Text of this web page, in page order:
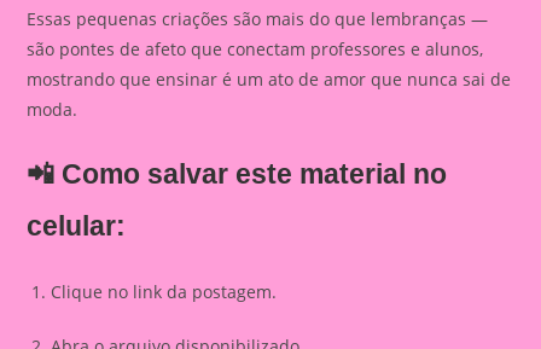
Essas pequenas criações são mais do que lembranças —
são pontes de afeto que conectam professores e alunos,
mostrando que ensinar é um ato de amor que nunca sai de
moda.
📲 Como salvar este material no
celular:
Clique no link da postagem.